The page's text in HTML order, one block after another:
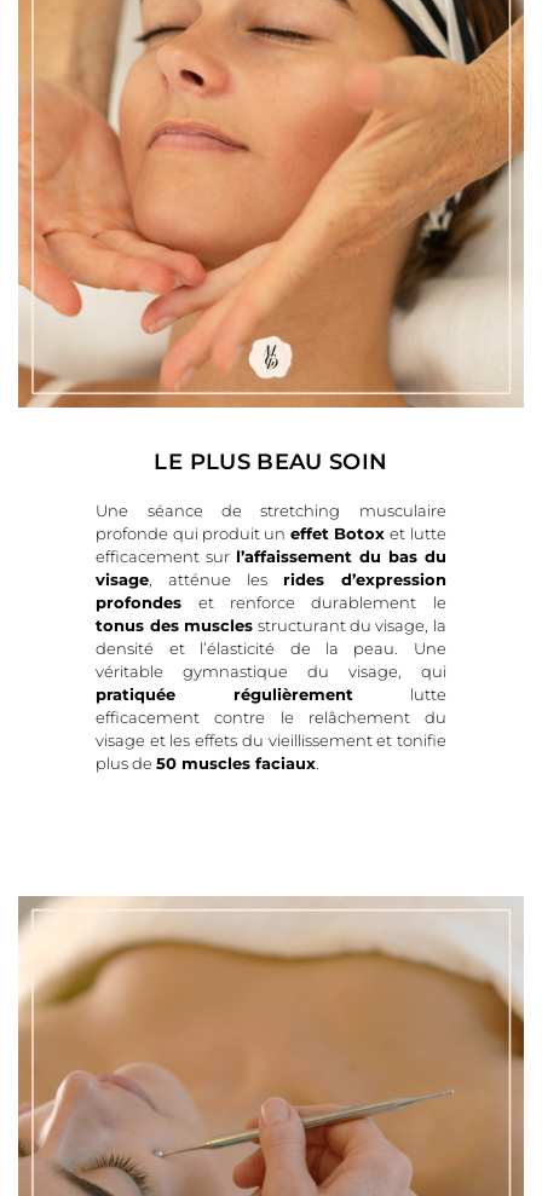
LE PLUS BEAU SOIN
Une séance de stretching musculaire
profonde qui produit un effet Botoxet lutte
efficacement sur l’affaissement du bas du
visage , atténue les rides d’expression
profondes et renforce durablement le
tonus des muscles structurant du visage, la
densité et l’élasticité de la peau. Une
véritable gymnastique du visage, qui
pratiquée régulièrement lutte
efficacement contre le relâchement du
visage et les effets du vieillissement et tonifie
plus de50 muscles faciaux